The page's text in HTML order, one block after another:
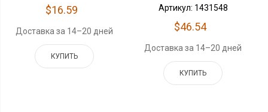
$16.59
Доставка за 14–20 дней
КУПИТЬ
Артикул: 1431548
$46.54
Доставка за 14–20 дней
КУПИТЬ